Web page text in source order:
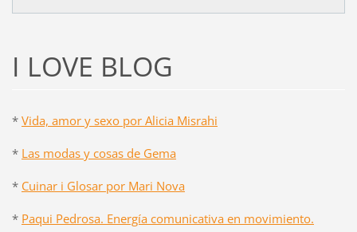
I LOVE BLOG
* Vida, amor y sexo por Alicia Misrahi
* Las modas y cosas de Gema
* Cuinar i Glosar por Mari Nova
* Paqui Pedrosa. Energía comunicativa en movimiento.